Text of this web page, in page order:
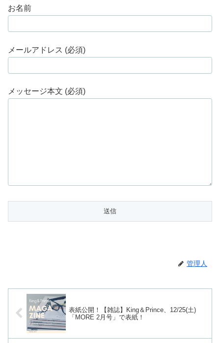
お名前
メールアドレス (必須)
メッセージ本文 (必須)
管理人
表紙公開！【雑誌】King＆Prince、12/25(土)
「MORE 2月号」で表紙！